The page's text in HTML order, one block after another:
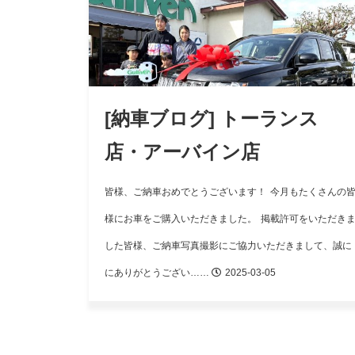
[納車ブログ] トーランス
店・アーバイン店
皆様、ご納車おめでとうございます！ 今月もたくさんの皆
様にお車をご購入いただきました。 掲載許可をいただきま
した皆様、ご納車写真撮影にご協力いただきまして、誠に
にありがとうござい…… 2025-03-05